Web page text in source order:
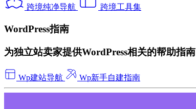
跨境纯净导航 跨境工具集
WordPress指南
为独立站卖家提供WordPress相关的帮助指南
Wp建站导航 Wp新手自建指南